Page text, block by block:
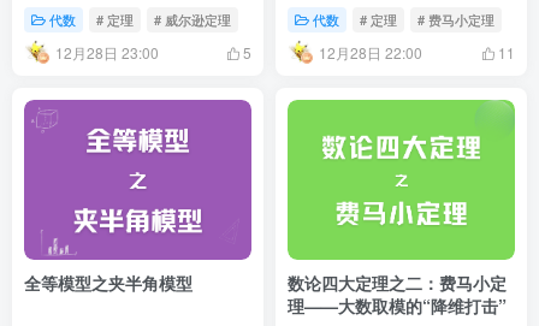
代数 # 定理 # 威尔逊定理
12月28日 23:00 5
代数 # 定理 # 费马小定理
12月28日 22:00 11
全等模型之夹半角模型
数论四大定理之二：费马小定
理——大数取模的“降维打击”